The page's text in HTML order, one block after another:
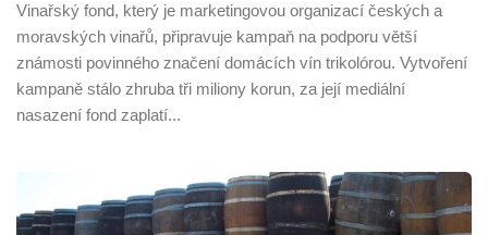
Vinařský fond, který je marketingovou organizací českých a
moravských vinařů, připravuje kampaň na podporu větší
známosti povinného značení domácích vín trikolórou. Vytvoření
kampaně stálo zhruba tři miliony korun, za její mediální
nasazení fond zaplatí...